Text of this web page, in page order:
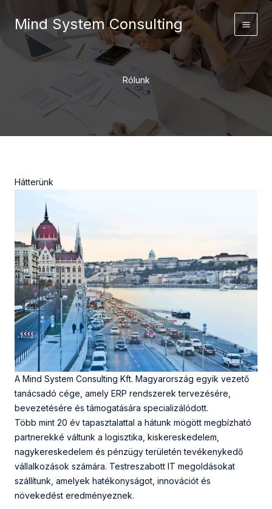
Skip
content
Mind System Consulting
Rólunk
Hátterünk
A Mind System Consulting Kft. Magyarország egyik vezető
tanácsadó cége, amely ERP rendszerek tervezésére,
bevezetésére és támogatására specializálódott.
Több mint 20 év tapasztalattal a hátunk mögött megbízható
partnerekké váltunk a logisztika, kiskereskedelem,
nagykereskedelem és pénzügy területén tevékenykedő
vállalkozások számára. Testreszabott IT megoldásokat
szállítunk, amelyek hatékonyságot, innovációt és
növekedést eredményeznek.